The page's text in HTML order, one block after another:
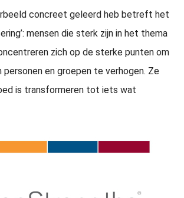
concreet geleerd heb betreft het
mensen die sterk zijn in het thema
zich op de sterke punten om
en groepen te verhogen. Ze
is transformeren tot iets wat